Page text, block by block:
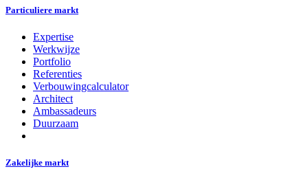
Particuliere markt
Expertise
Werkwijze
Portfolio
Referenties
Verbouwingcalculator
Architect
Ambassadeurs
Duurzaam
Zakelijke markt